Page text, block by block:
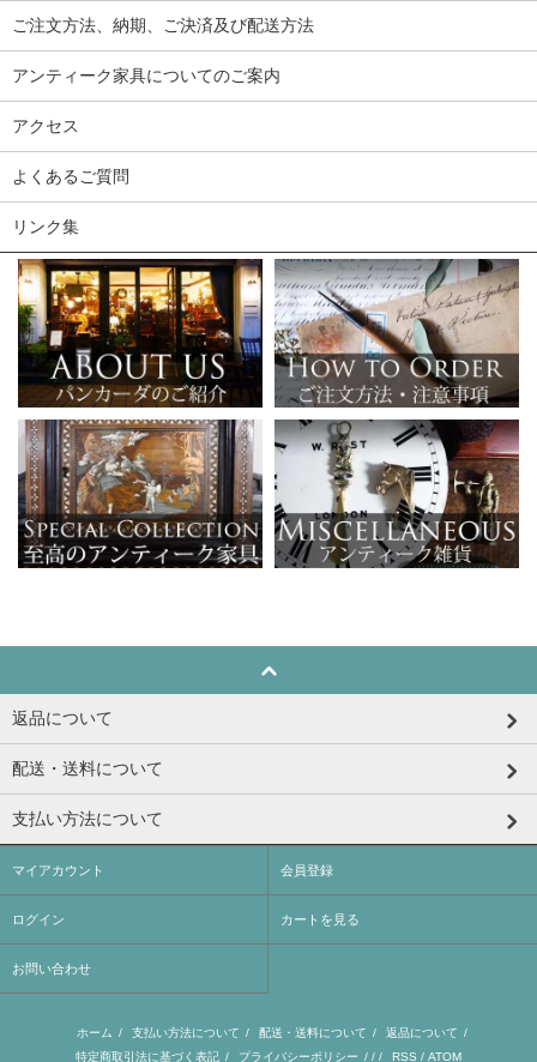
ご注文方法、納期、ご決済及び配送方法
アンティーク家具についてのご案内
アクセス
よくあるご質問
リンク集
返品について
配送・送料について
支払い方法について
マイアカウント 会員登録
ログイン カートを見る
お問い合わせ
ホーム / 支払い方法について / 配送・送料について / 返品について /
特定商取引法に基づく表記 / プライバシーポリシー / / / RSS / ATOM